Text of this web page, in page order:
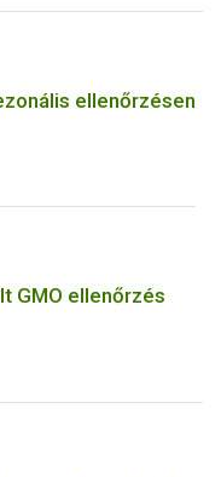
ellenőrzésen
GMO ellenőrzés